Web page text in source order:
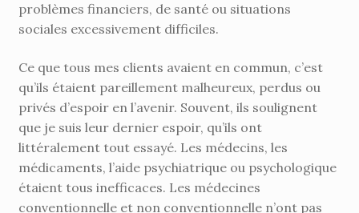
problèmes financiers, de santé ou situations
sociales excessivement difficiles.
Ce que tous mes clients avaient en commun, c’est
qu’ils étaient pareillement malheureux, perdus ou
privés d’espoir en l’avenir. Souvent, ils soulignent
que je suis leur dernier espoir, qu’ils ont
littéralement tout essayé. Les médecins, les
médicaments, l’aide psychiatrique ou psychologique
étaient tous inefficaces. Les médecines
conventionnelle et non conventionnelle n’ont pas